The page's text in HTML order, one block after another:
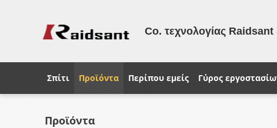
Co. τεχνολογίας
Σπίτι Προϊόντα Περίπου εμείς Γύρος
Προϊόντα